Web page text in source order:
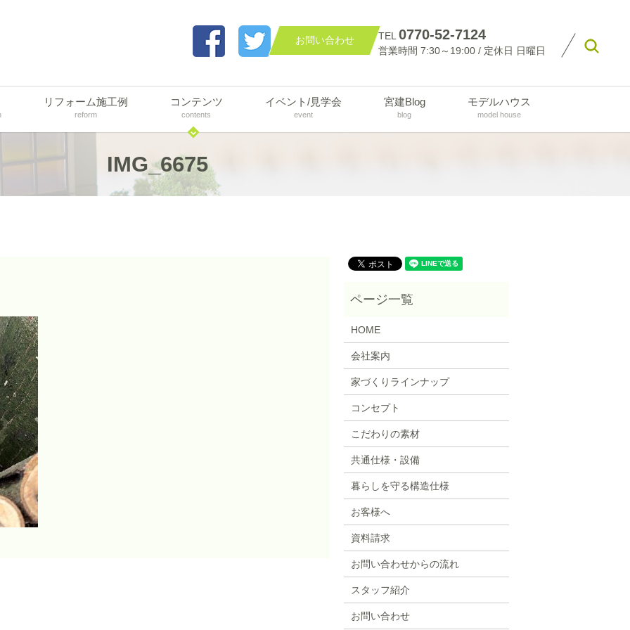
お問い合わせ TEL 0770-52-7124
営業時間 7:30～19:00 / 定休日 日曜日
リフォーム施工例
reform
コンテンツ
contents
イベント/見学会
event
宮建Blog
blog
モデルハウス
model house
IMG_6675
HOME
会社案内
家づくりラインナップ
コンセプト
こだわりの素材
共通仕様・設備
暮らしを守る構造仕様
お客様へ
資料請求
お問い合わせからの流れ
スタッフ紹介
お問い合わせ